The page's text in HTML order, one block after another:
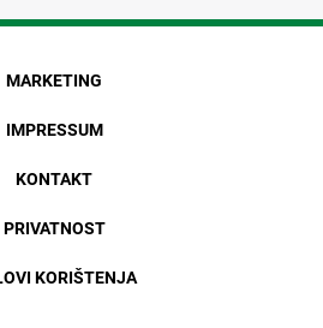
MARKETING
IMPRESSUM
KONTAKT
PRIVATNOST
KORIŠTENJA